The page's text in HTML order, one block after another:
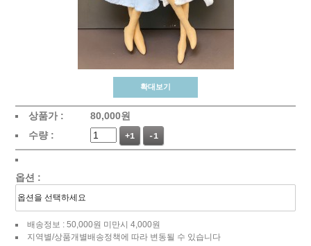
확대보기
상품가 : 80,000원
수량 :
+1 -1
옵션 :
배송정보 : 50,000원 미만시 4,000원
지역별/상품개별배송정책에 따라 변동될 수 있습니다